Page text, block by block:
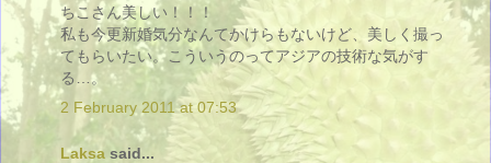
ちこさん美しい！！！
私も今更新婚気分なんてかけらもないけど、美しく撮っ
てもらいたい。こういうのってアジアの技術な気がす
る…。
2 February 2011 at 07:53
Laksa said...